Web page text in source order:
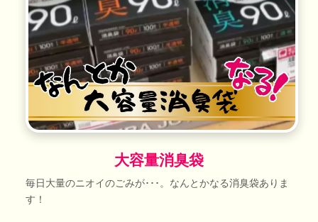
大容量消臭袋
毎日大量のニオイのごみが･･･。なんとかなる消臭袋ありま
す！